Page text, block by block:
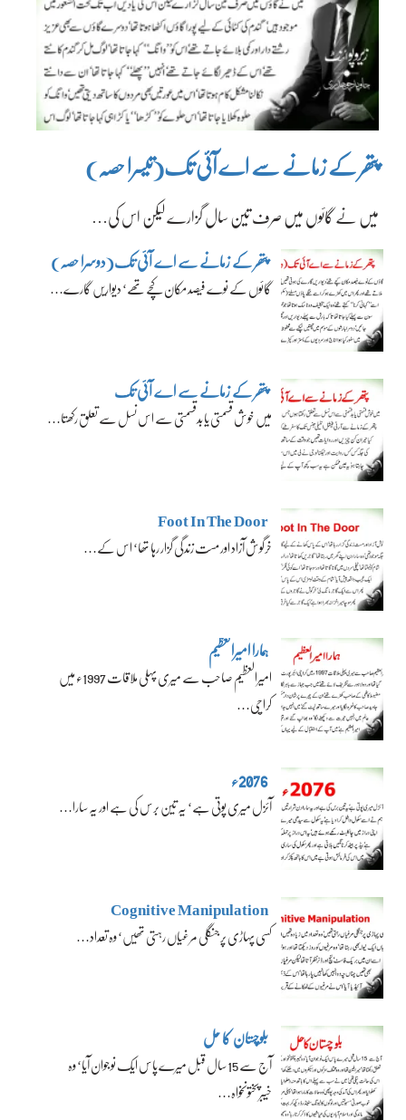
پتھر کے زمانے سے اے آئی تک(تیسرا حصہ)
میں نے گائوں میں صرف تین سال گزارے لیکن اس کی…
پتھر کے زمانے سے اے آئی تک(دوسرا حصہ)
گائوں کے نوے فیصد مکان کچے تھے‘ دیواریں گارے…
پتھر کے زمانے سے اے آئی تک
میں خوش قسمتی یا بدقسمتی سے اس نسل سے تعلق رکھتا…
Foot In The Door
خرگوش آزاد اور مست زندگی گزار رہا تھا‘ اس کے…
ہمارا امیرالعظیم
امیرالعظیم صاحب سے میری پہلی ملاقات 1997ء میں
کراچی…
2076ء
آئزل میری پوتی ہے‘ یہ تین برس کی ہے اور یہ سارا…
Cognitive Manipulation
کسی پہاڑی پر جنگلی مرغیاں رہتی تھیں‘ وہ تعداد…
بلوچستان کا حل
آج سے 15 سال قبل میرے پاس ایک نوجوان آیا‘ وہ
خیبرپختونخواہ…